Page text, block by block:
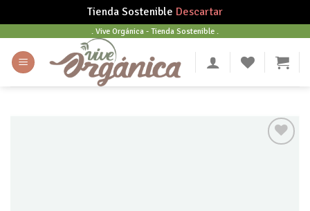
Tienda Sostenible Descartar
content
. Vive Orgánica - Tienda Sostenible .